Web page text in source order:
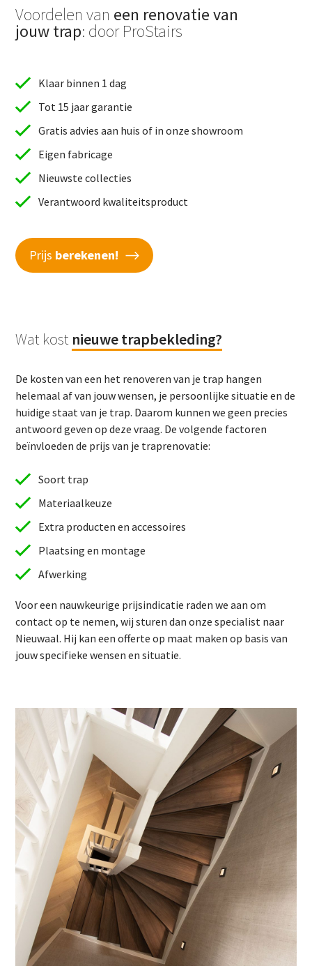
Voordelen van een renovatie van
jouw trap: door ProStairs
Klaar binnen 1 dag
Tot 15 jaar garantie
Gratis advies aan huis of in onze showroom
Eigen fabricage
Nieuwste collecties
Verantwoord kwaliteitsproduct
Prijs berekenen!
Wat kost nieuwe trapbekleding?
De kosten van een het renoveren van je trap hangen
helemaal af van jouw wensen, je persoonlijke situatie en de
huidige staat van je trap. Daarom kunnen we geen precies
antwoord geven op deze vraag. De volgende factoren
beïnvloeden de prijs van je traprenovatie:
Soort trap
Materiaalkeuze
Extra producten en accessoires
Plaatsing en montage
Afwerking
Voor een nauwkeurige prijsindicatie raden we aan om
contact op te nemen, wij sturen dan onze specialist naar
Nieuwaal. Hij kan een offerte op maat maken op basis van
jouw specifieke wensen en situatie.